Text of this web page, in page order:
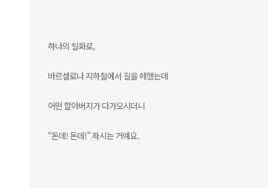
하나의 일화로,
바르셀로나 지하철에서 길을 헤맸는데
어떤 할아버지가 다가오시더니
“돈데! 돈데!” 하시는 거예요.